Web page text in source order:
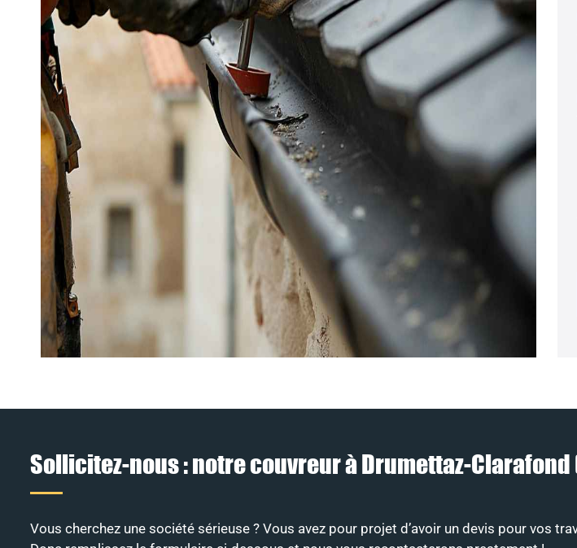
Sollicitez-nous : notre couvreur à Drumettaz-
Vous cherchez une société sérieuse ? Vous avez pour projet d’avoir un devis pour vos